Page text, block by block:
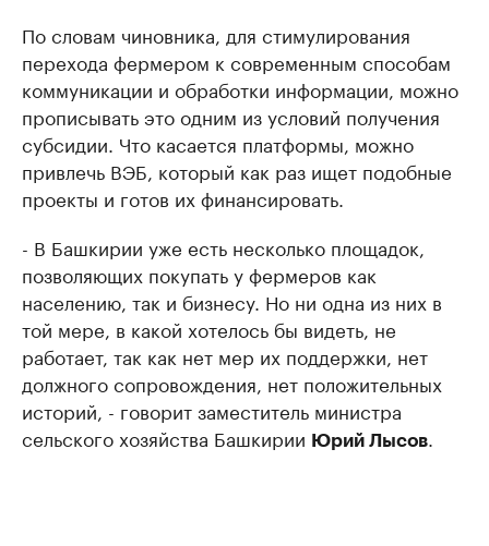
По словам чиновника, для стимулирования
перехода фермером к современным способам
коммуникации и обработки информации, можно
прописывать это одним из условий получения
субсидии. Что касается платформы, можно
привлечь ВЭБ, который как раз ищет подобные
проекты и готов их финансировать.
- В Башкирии уже есть несколько площадок,
позволяющих покупать у фермеров как
населению, так и бизнесу. Но ни одна из них в
той мере, в какой хотелось бы видеть, не
работает, так как нет мер их поддержки, нет
должного сопровождения, нет положительных
историй, - говорит заместитель министра
сельского хозяйства Башкирии Юрий Лысов.